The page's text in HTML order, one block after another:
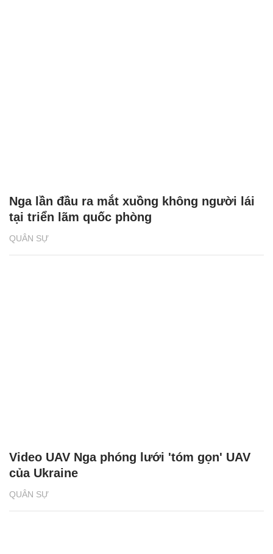
QUÂN SỰ
Nga lần đầu ra mắt xuồng không người lái
tại triển lãm quốc phòng
QUÂN SỰ
Video UAV Nga phóng lưới 'tóm gọn' UAV
của Ukraine